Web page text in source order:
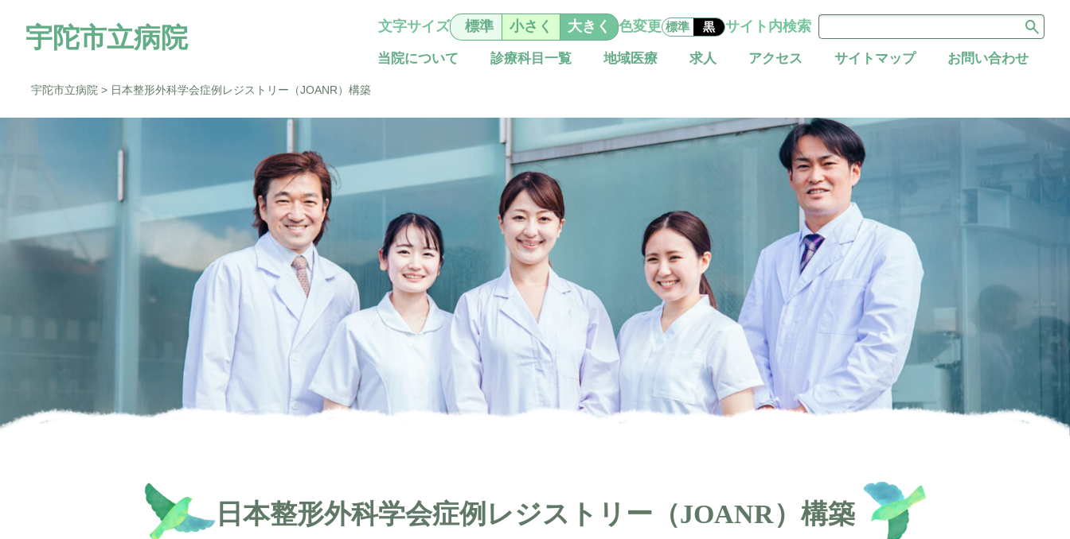
宇陀市立病院 文字サイズ 標準 小さく 大きく 色変更 標準 黒 サイト内検索
当院について 診療科目一覧
耳鼻咽喉科
泌尿器科 眼科
地域医療
移動診療車（うだモバイルクリニック UMC） 地域連携課のご案内
求人 アクセス サイトマップ お問い合わせ
宇陀市立病院 > 日本整形外科学会症例レジストリー（JOANR）構築
日本整形外科学会症例レジストリー（JOANR）構築